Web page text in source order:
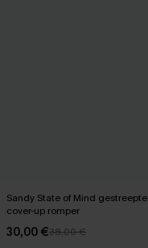
Sandy State of Mind gestreepte
cover-up romper
30,00 €38,00 €